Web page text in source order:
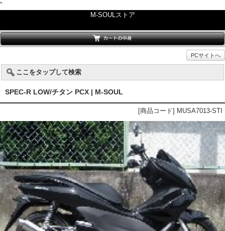
"
M-SOULストア
PCサイトへ
ここをタップして検索
SPEC-R LOW/チタン PCX | M-SOUL
[商品コード] MUSA7013-STI